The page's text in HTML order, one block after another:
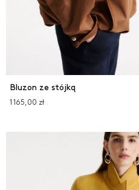
Bluzon ze stójką
1 165,00 zł